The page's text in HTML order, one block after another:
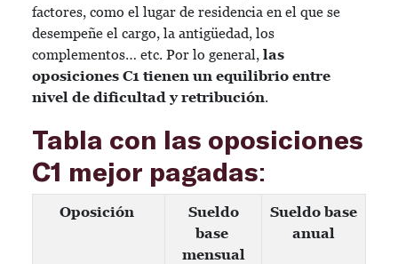
factores, como el lugar de residencia en el que se
desempeñe el cargo, la antigüedad, los
complementos… etc. Por lo general, las
oposiciones C1 tienen un equilibrio entre
nivel de dificultad y retribución.
Tabla con las oposiciones
C1 mejor pagadas:
Oposición
Sueldo
base
mensual
Sueldo base
anual